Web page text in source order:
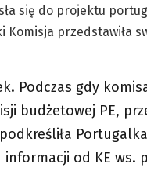
się do projektu
Komisja przedstawiła
Podczas gdy
budżetowej PE,
informacji od KE